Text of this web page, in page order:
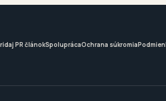
PR článokSpoluprácaOchrana súkromia